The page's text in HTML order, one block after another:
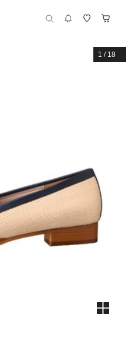
1 / 18